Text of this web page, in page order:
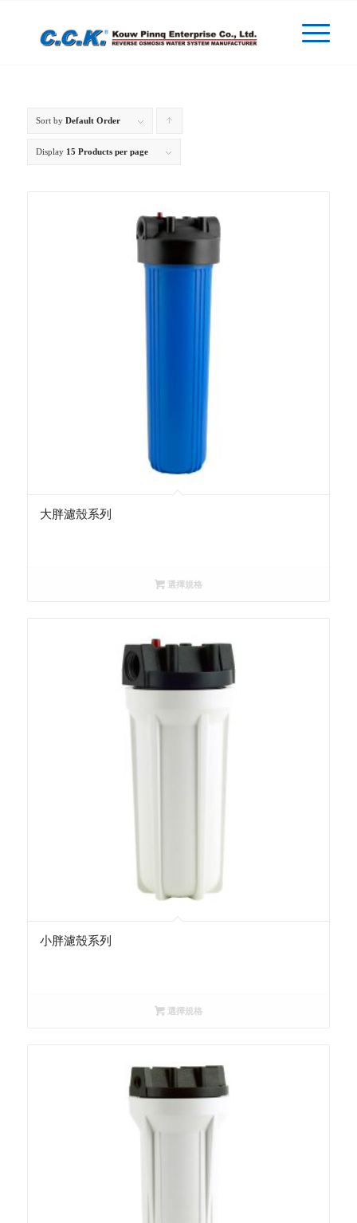
Sort by Default Order
ascending
Display 15 Products per page
大胖濾殼系列
選擇規格
小胖濾殼系列
選擇規格